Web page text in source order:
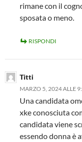
rimane con il
sposata o meno.
RISPONDI
Titti
MARZO 5, 2024 ALLE
Una candidata
xke conosciuta
candidata viene
essendo donna è